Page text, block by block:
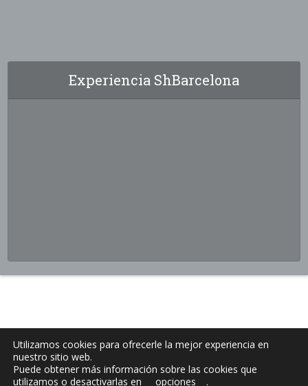
Experiencia ShBarcelona
Utilizamos cookies para ofrecerle la mejor experiencia en
nuestro sitio web.
Puede obtener más información sobre las cookies que
utilizamos o desactivarlas en
opciones .